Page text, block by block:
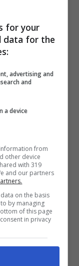
nel caso in
tra l’80 e il
in
alla
dei
for your
data for the
advertising and
and
a device
from
other device
with 319
and our partners
on the basis
by managing
of this page
in privacy